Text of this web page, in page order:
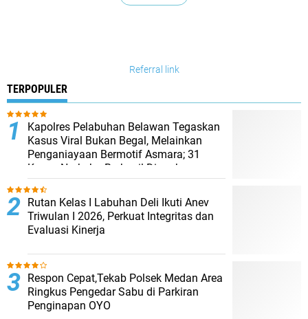
Referral link
TERPOPULER
Kapolres Pelabuhan Belawan Tegaskan
Kasus Viral Bukan Begal, Melainkan
Penganiayaan Bermotif Asmara; 31
Kasus Narkoba Berhasil Diungkap
Rutan Kelas I Labuhan Deli Ikuti Anev
Triwulan I 2026, Perkuat Integritas dan
Evaluasi Kinerja
Respon Cepat,Tekab Polsek Medan Area
Ringkus Pengedar Sabu di Parkiran
Penginapan OYO